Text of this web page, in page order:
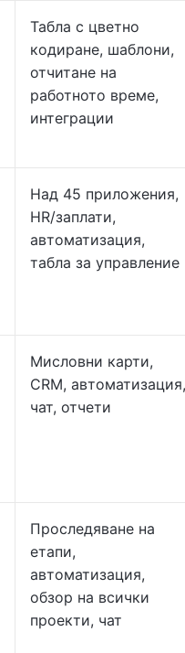
Табла с цветно
кодиране, шаблони,
отчитане на
работното време,
интеграции
Над 45 приложения,
HR/заплати,
автоматизация,
табла за управление
Мисловни карти,
CRM, автоматизация,
чат, отчети
Проследяване на
етапи,
автоматизация,
обзор на всички
проекти, чат